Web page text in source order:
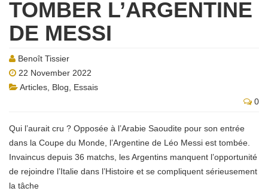
TOMBER L’ARGENTINE
DE MESSI
Benoît Tissier
22 November 2022
Articles Blog
Essais
0
Qui l’aurait cru ? Opposée à l’Arabie Saoudite pour son entrée
dans la Coupe du Monde, l’Argentine de Léo Messi est tombée.
Invaincus depuis 36 matchs, les Argentins manquent l’opportunité
de rejoindre l’Italie dans l’Histoire et se compliquent sérieusement
la tâche